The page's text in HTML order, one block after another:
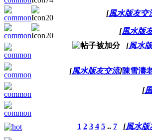
[風水版友交
[風水版
[風水
[風水版友交流]陳雪濤
[
1 2 3 4 5.. 7 [風水版